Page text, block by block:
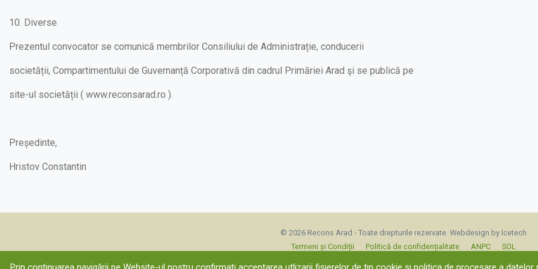
10. Diverse
Prezentul convocator se comunică membrilor Consiliului de Administrație, conducerii
societății, Compartimentului de Guvernanță Corporativă din cadrul Primăriei Arad şi se publică pe
site-ul societății ( www.reconsarad.ro ).
Președinte,
Hristov Constantin
© 2026 Recons Arad ⋅ Toate drepturile rezervate. Webdesign by Icetech
Termeni și Condiții
Politică de confidențialitate ANPC SOL